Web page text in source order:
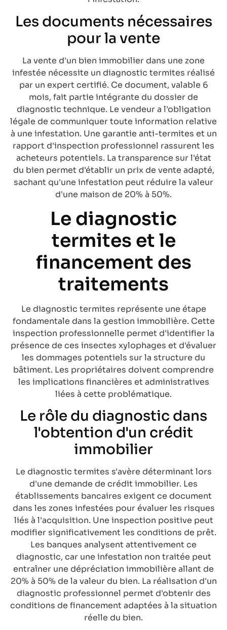
Les documents nécessaires
pour la vente
La vente d'un bien immobilier dans une zone
infestée nécessite un diagnostic termites réalisé
par un expert certifié. Ce document, valable 6
mois, fait partie intégrante du dossier de
diagnostic technique. Le vendeur a l'obligation
légale de communiquer toute information relative
à une infestation. Une garantie anti-termites et un
rapport d'inspection professionnel rassurent les
acheteurs potentiels. La transparence sur l'état
du bien permet d'établir un prix de vente adapté,
sachant qu'une infestation peut réduire la valeur
d'une maison de 20% à 50%.
Le diagnostic
termites et le
financement des
traitements
Le diagnostic termites représente une étape
fondamentale dans la gestion immobilière. Cette
inspection professionnelle permet d'identifier la
présence de ces insectes xylophages et d'évaluer
les dommages potentiels sur la structure du
bâtiment. Les propriétaires doivent comprendre
les implications financières et administratives
liées à cette problématique.
Le rôle du diagnostic dans
l'obtention d'un crédit
immobilier
Le diagnostic termites s'avère déterminant lors
d'une demande de crédit immobilier. Les
établissements bancaires exigent ce document
dans les zones infestées pour évaluer les risques
liés à l'acquisition. Une inspection positive peut
modifier significativement les conditions de prêt.
Les banques analysent attentivement ce
diagnostic, car une infestation non traitée peut
entraîner une dépréciation immobilière allant de
20% à 50% de la valeur du bien. La réalisation d'un
diagnostic professionnel permet d'obtenir des
conditions de financement adaptées à la situation
réelle du bien.